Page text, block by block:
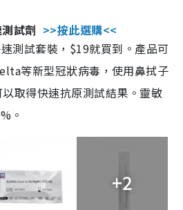
試劑 >>按此選購<<
測試套裝，$19就買到。產品可
等新型冠狀病毒，使用鼻拭子
取得快速抗原測試結果。靈敏
。
+2